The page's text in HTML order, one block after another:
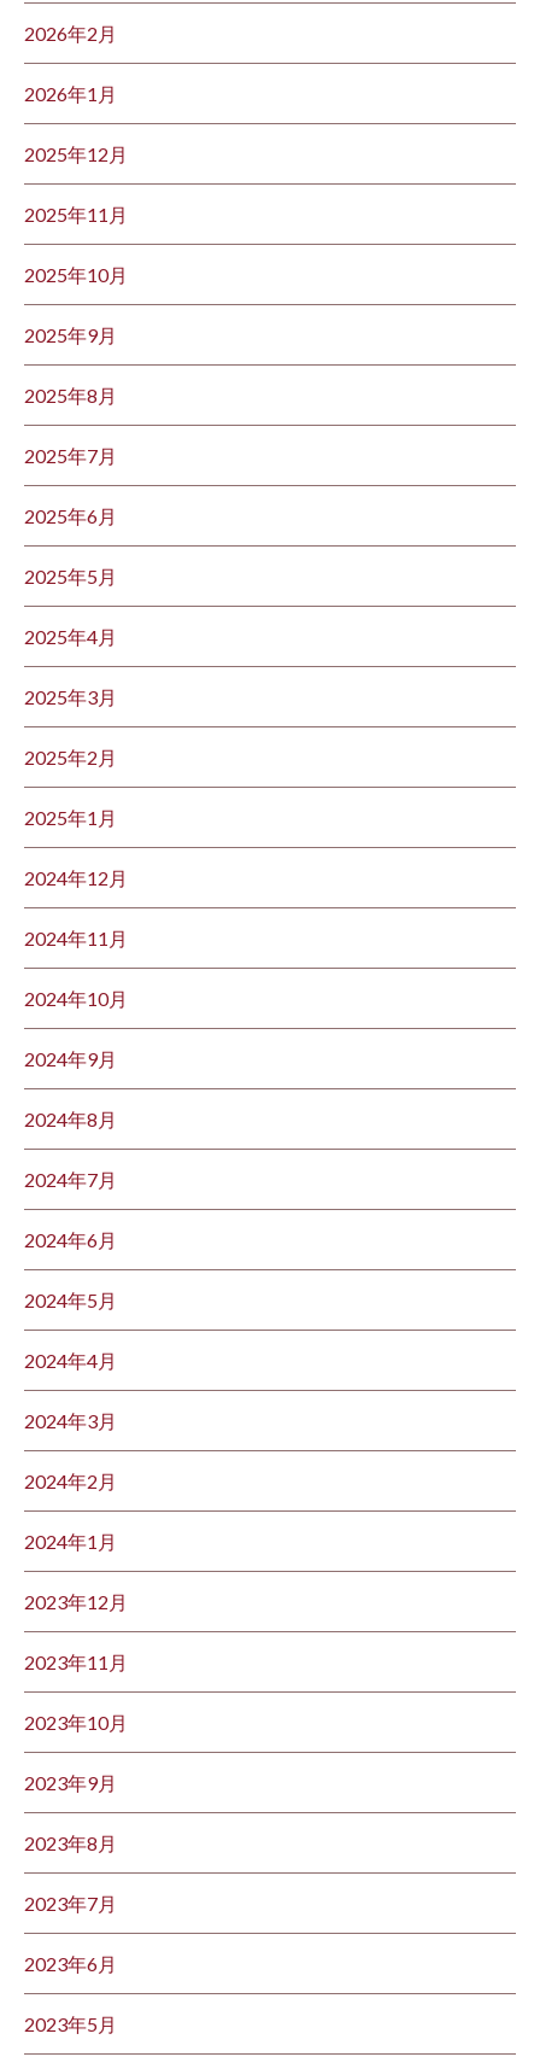
2026年2月
2026年1月
2025年12月
2025年11月
2025年10月
2025年9月
2025年8月
2025年7月
2025年6月
2025年5月
2025年4月
2025年3月
2025年2月
2025年1月
2024年12月
2024年11月
2024年10月
2024年9月
2024年8月
2024年7月
2024年6月
2024年5月
2024年4月
2024年3月
2024年2月
2024年1月
2023年12月
2023年11月
2023年10月
2023年9月
2023年8月
2023年7月
2023年6月
2023年5月